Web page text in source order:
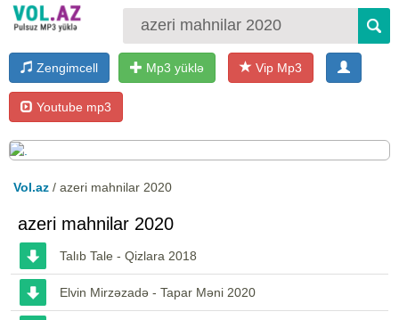
Zengimcell Mp3 yüklə Vip Mp3
Youtube mp3
Vol.az / azeri mahnilar 2020
azeri mahnilar 2020
Talıb Tale - Qizlara 2018
Elvin Mirzəzadə - Tapar Məni 2020